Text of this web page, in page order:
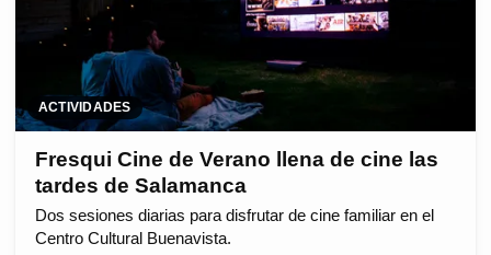
ACTIVIDADES
Fresqui Cine de Verano llena de cine las
tardes de Salamanca
Dos sesiones diarias para disfrutar de cine familiar en el
Centro Cultural Buenavista.